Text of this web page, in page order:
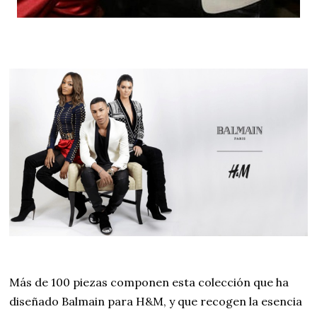
Más de 100 piezas componen esta colección que ha
diseñado Balmain para H&M, y que recogen la esencia